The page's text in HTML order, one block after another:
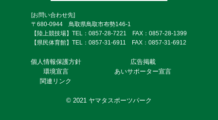
[お問い合わせ先]
〒680-0944 鳥取県鳥取市布勢146-1
【陸上競技場】TEL：0857-28-7221 FAX：0857-28-1399
【県民体育館】TEL：0857-31-6911 FAX：0857-31-6912
個⼈情報保護⽅針
広告掲載
環境宣言
あいサポーター宣言
関連リンク
© 2021 ヤマタスポーツパーク